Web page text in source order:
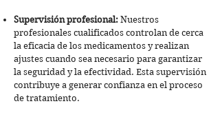
Supervisión profesional: Nuestros
profesionales cualificados controlan de cerca
la eficacia de los medicamentos y realizan
ajustes cuando sea necesario para garantizar
la seguridad y la efectividad. Esta supervisión
contribuye a generar confianza en el proceso
de tratamiento.